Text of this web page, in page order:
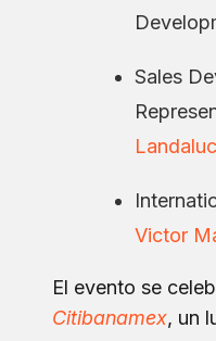
Sales
Victor
El evento se
Citibanamex, un